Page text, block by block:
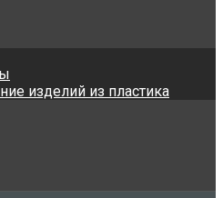
изделий из пластика